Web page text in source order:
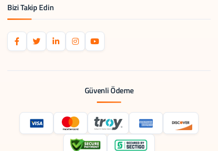
Bizi Takip Edin
Güvenli Ödeme